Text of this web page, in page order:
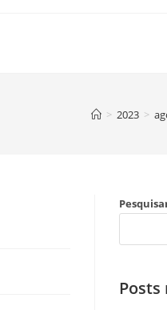
> 2023 >